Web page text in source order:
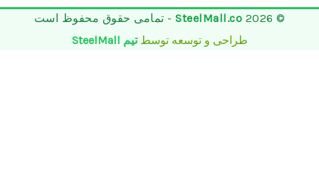
© 2026
SteelMall.co - تمامی حقوق محفوظ است
طراحی و توسعه توسطتیم SteelMall